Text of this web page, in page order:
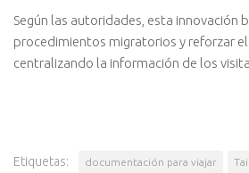
Según las autoridades, esta innovación
procedimientos migratorios y reforzar
centralizando la información de los
Etiquetas: documentación para viajar